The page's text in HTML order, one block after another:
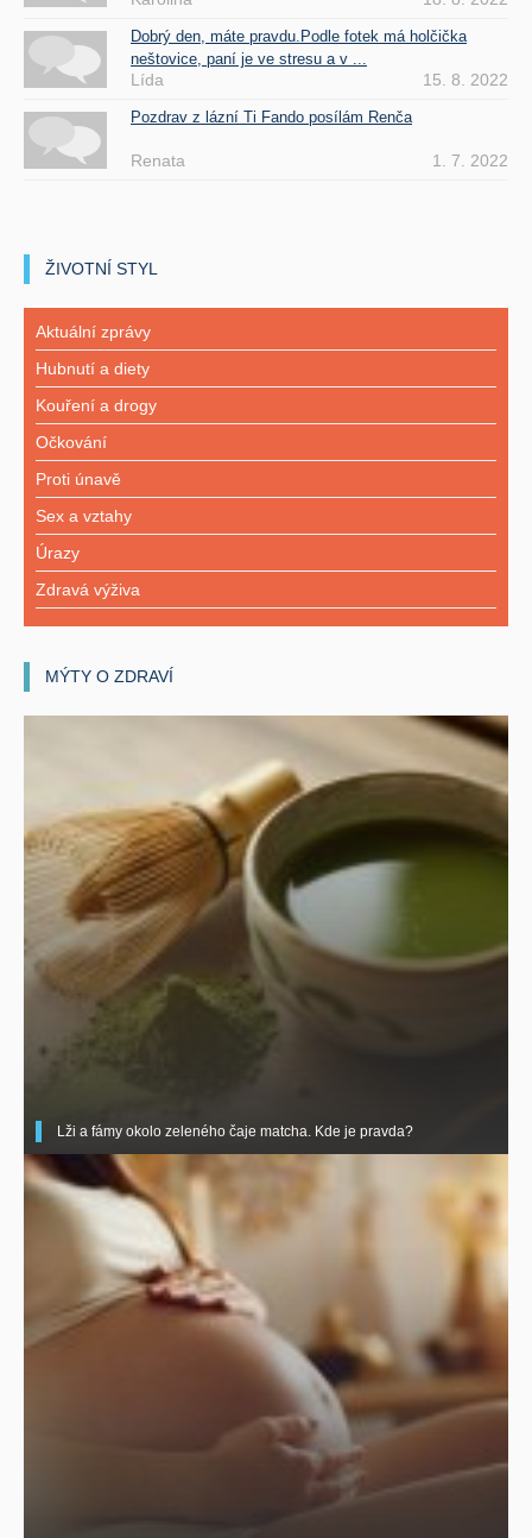
Dobrý den, máte pravdu.Podle fotek má holčička
neštovice, paní je ve stresu a v ...
Lída 15. 8. 2022
Pozdrav z lázní Ti Fando posílám Renča
Renata 1. 7. 2022
ŽIVOTNÍ STYL
Aktuální zprávy
Hubnutí a diety
Kouření a drogy
Očkování
Proti únavě
Sex a vztahy
Úrazy
Zdravá výživa
MÝTY O ZDRAVÍ
Lži a fámy okolo zeleného čaje matcha. Kde je pravda?